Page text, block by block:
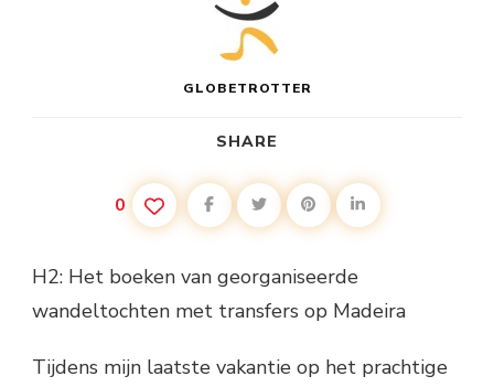
GLOBETROTTER
SHARE
0
H2: Het boeken van georganiseerde
wandeltochten met transfers op Madeira
Tijdens mijn laatste vakantie op het prachtige